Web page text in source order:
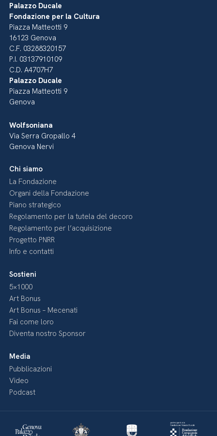
Palazzo Ducale
Fondazione per la Cultura
Piazza Matteotti 9
16123 Genova
C.F. 03288320157
P.I. 03137910109
C.D. A4707H7
Palazzo Ducale
Piazza Matteotti 9
Genova
Wolfsoniana
Via Serra Gropallo 4
Genova Nervi
Chi siamo
La Fondazione
Organi della Fondazione
Piano strategico
Regolamento per la tutela del decoro
Regolamento per l’acquisizione
Progetto PNRR
Info e contatti
Sostieni
5×1000
Art Bonus
Art Bonus – Mecenati
Fai come loro
Diventa nostro Sponsor
Media
Pubblicazioni
Video
Podcast